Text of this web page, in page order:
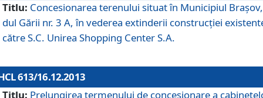
Titlu: Concesionarea terenului situat în Municipiul
dul Gării nr. 3 A, în vederea extinderii construcţiei
către S.C. Unirea Shopping Center S.A.
613/16.12.2013
Titlu: Prelungirea termenului de concesionare a